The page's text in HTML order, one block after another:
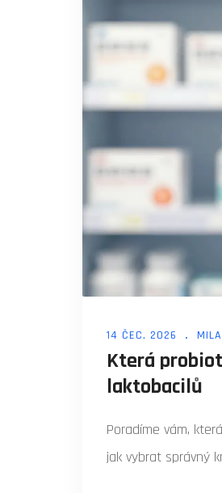
14 ČEC, 2026
Která
laktobacilů
Poradíme vám,
jak vybrat správný